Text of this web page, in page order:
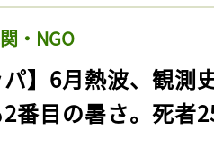
・NGO
パ】6月熱波、観
番目の暑さ。死者